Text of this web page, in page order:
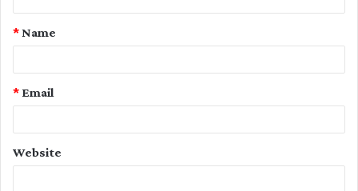
t
Name
*
Email
*
Website